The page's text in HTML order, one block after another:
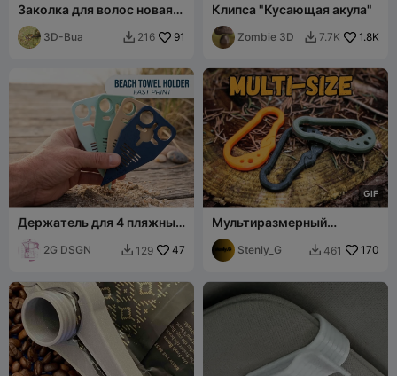
Заколка для волос новая
PETG
3D-Bua  216 91
Клипса "Кусающая акула"
Zombie 3D  7.7K 1.8K
Держатель для 4 пляжных
полотенец, быстрая
печать2G DSGN  129 47
GIF
Мультиразмерный
карабин EDC
Stenly_G  461 170